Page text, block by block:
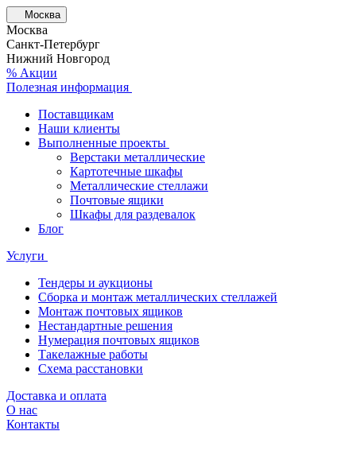
Москва
Москва
Санкт-Петербург
Нижний Новгород
% Акции
Полезная информация
Поставщикам
Наши клиенты
Выполненные проекты
Верстаки металлические
Картотечные шкафы
Металлические стеллажи
Почтовые ящики
Шкафы для раздевалок
Блог
Услуги
Тендеры и аукционы
Сборка и монтаж металлических стеллажей
Монтаж почтовых ящиков
Нестандартные решения
Нумерация почтовых ящиков
Такелажные работы
Схема расстановки
Доставка и оплата
О нас
Контакты